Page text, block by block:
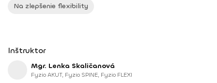
Na zlepšenie flexibility
Inštruktor
Mgr. Lenka Skaličanová
Fyzio AKUT, Fyzio SPINE, Fyzio FLEXI